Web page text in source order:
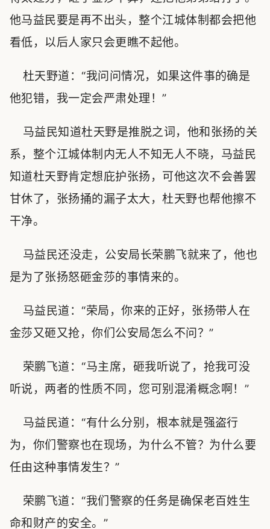
他马益民要是再不出头，整个江城体制都会把他
看低，以后人家只会更瞧不起他。
杜天野道：“我问问情况，如果这件事的确是
他犯错，我一定会严肃处理！”
马益民知道杜天野是推脱之词，他和张扬的关
系，整个江城体制内无人不知无人不晓，马益民
知道杜天野肯定想庇护张扬，可他这次不会善罢
甘休了，张扬捅的漏子太大，杜天野也帮他擦不
干净。
马益民还没走，公安局长荣鹏飞就来了，他也
是为了张扬怒砸金莎的事情来的。
马益民道：“荣局，你来的正好，张扬带人在
金莎又砸又抢，你们公安局怎么不问？”
荣鹏飞道：“马主席，砸我听说了，抢我可没
听说，两者的性质不同，您可别混淆概念啊！”
马益民道：“有什么分别，根本就是强盗行
为，你们警察也在现场，为什么不管？为什么要
任由这种事情发生？”
荣鹏飞道：“我们警察的任务是确保老百姓生
命和财产的安全。”